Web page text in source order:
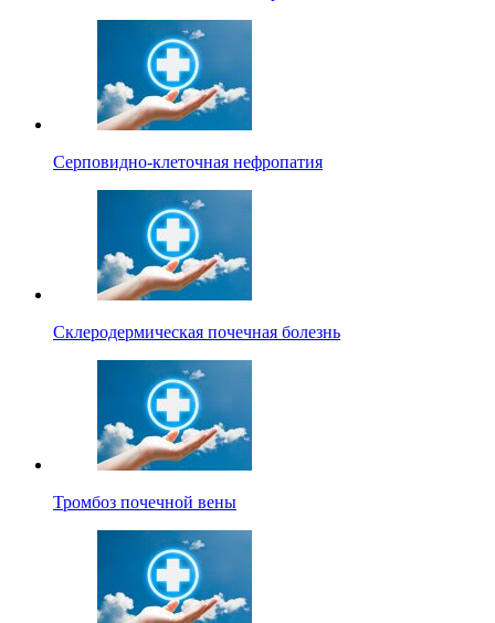
Серповидно-клеточная нефропатия
Склеродермическая почечная болезнь
Тромбоз почечной вены